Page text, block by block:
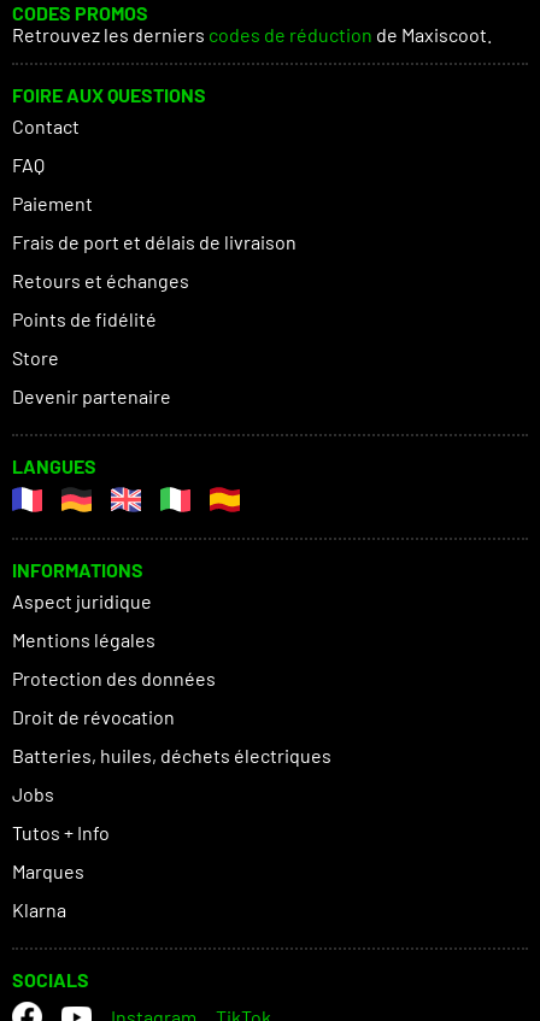
CODES PROMOS
Retrouvez les derniers codes de réduction de Maxiscoot.
FOIRE AUX QUESTIONS
Contact
FAQ
Paiement
Frais de port et délais de livraison
Retours et échanges
Points de fidélité
Store
Devenir partenaire
LANGUES
INFORMATIONS
Aspect juridique
Mentions légales
Protection des données
Droit de révocation
Batteries, huiles, déchets électriques
Jobs
Tutos + Info
Marques
Klarna
SOCIALS